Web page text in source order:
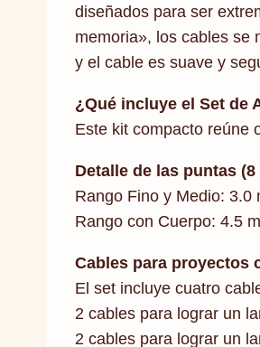
diseñados para ser
memoria», los cables se
y el cable es suave y
¿Qué incluye el Set de
Este kit compacto reúne
Detalle de las puntas
Rango Fino y Medio: 3.0
Rango con Cuerpo: 4.5
Cables para proyectos
El set incluye cuatro
2 cables para lograr un
2 cables para lograr un